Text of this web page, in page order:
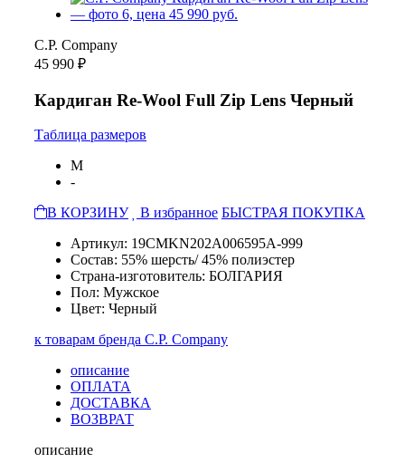
C.P. Company
45 990 ₽
Кардиган Re-Wool Full Zip Lens Черный
Таблица размеров
M
-
В КОРЗИНУ
В избранное БЫСТРАЯ ПОКУПКА
Артикул: 19CMKN202A006595A-999
Состав: 55% шерсть/ 45% полиэстер
Страна-изготовитель: БОЛГАРИЯ
Пол: Мужское
Цвет: Черный
к товарам бренда C.P. Company
описание
ОПЛАТА
ДОСТАВКА
ВОЗВРАТ
описание